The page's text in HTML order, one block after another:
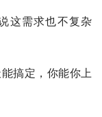
这需求也不复杂
搞定，你能你上